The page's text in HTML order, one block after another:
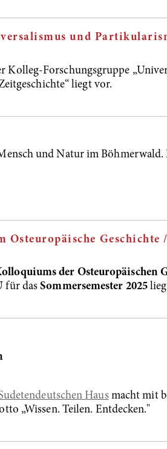
und
Kolleg-Forschungsgruppe
liegt vor.
und Natur im
Osteuropäische Geschichte
der Osteuropäischen
für dasSommersemester 2025
Hausmacht mit
„Wissen. Teilen. Entdecken."